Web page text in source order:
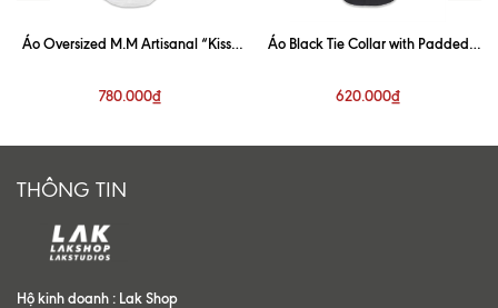
Áo Oversized M.M Artisanal “Kiss”
780.000₫
Áo Black Tie Collar with Padded
620.000₫
THÔNG TIN
Hộ kinh doanh : Lak Shop